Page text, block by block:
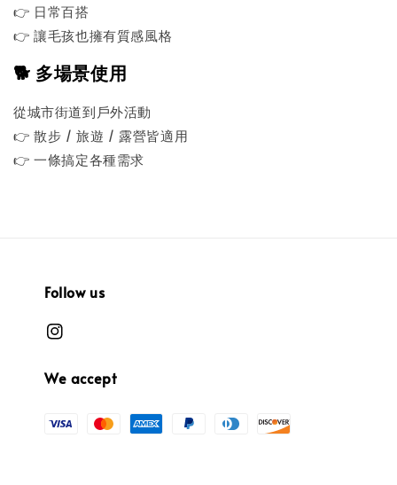
👉 日常百搭
👉 讓毛孩也擁有質感風格
🐕 多場景使用
從城市街道到戶外活動
👉 散步 / 旅遊 / 露營皆適用
👉 一條搞定各種需求
Follow us
We accept